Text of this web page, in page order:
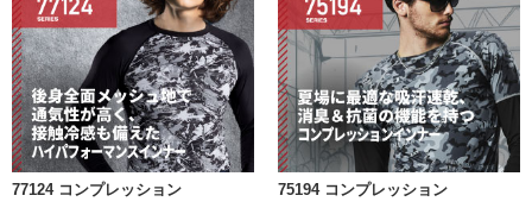
77124 コンプレッション
75194 コンプレッション